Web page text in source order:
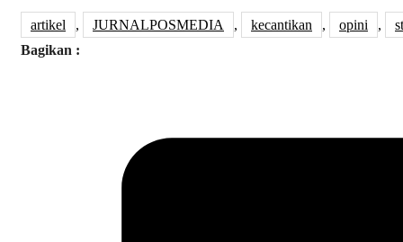
artikel , JURNALPOSMEDIA , kecantikan , opini ,
Bagikan :